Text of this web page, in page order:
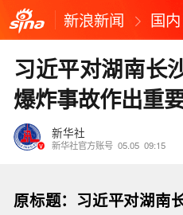
新浪新闻 国内
习近平对湖南长
爆炸事故作出重
新华社
新华社官方账号 05.05 09:15
原标题：习近平对湖南